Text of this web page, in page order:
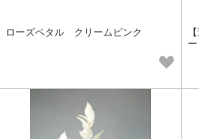
ローズペタル クリームピンク